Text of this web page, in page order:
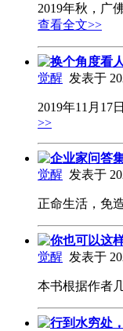
2019年秋，广
查看全文>>
换个角度看
觉醒 发表于
2019年11月17
>>
企业家问答
觉醒 发表于
正命生活，免
你也可以这
觉醒 发表于
本书根据作者
行到水穷处